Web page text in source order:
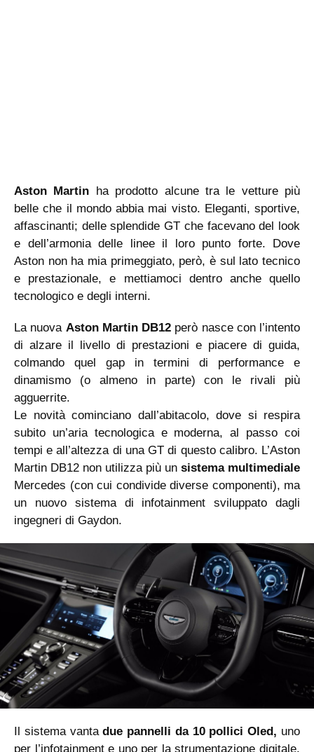
Aston Martin ha prodotto alcune tra le vetture più
belle che il mondo abbia mai visto. Eleganti, sportive,
affascinanti; delle splendide GT che facevano del look
e dell’armonia delle linee il loro punto forte. Dove
Aston non ha mia primeggiato, però, è sul lato tecnico
e prestazionale, e mettiamoci dentro anche quello
tecnologico e degli interni.
La nuova Aston Martin DB12 però nasce con l’intento
di alzare il livello di prestazioni e piacere di guida,
colmando quel gap in termini di performance e
dinamismo (o almeno in parte) con le rivali più
agguerrite.
Le novità cominciano dall’abitacolo, dove si respira
subito un’aria tecnologica e moderna, al passo coi
tempi e all’altezza di una GT di questo calibro. L’Aston
Martin DB12 non utilizza più un sistema multimediale
Mercedes (con cui condivide diverse componenti), ma
un nuovo sistema di infotainment sviluppato dagli
ingegneri di Gaydon.
Il sistema vantadue pannelli da 10 pollici Oled, uno
per l’infotainment e uno per la strumentazione digitale.